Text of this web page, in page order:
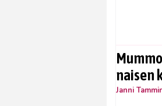
naisen
Janni